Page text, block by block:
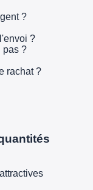
?
?
pas ?
rachat ?